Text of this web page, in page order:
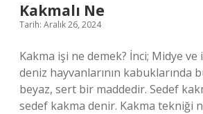
Kakmalı Ne
Tarih: Aralık 26, 2024
Kakma işi ne demek? İnci; Midye
deniz hayvanlarının kabuklarında
beyaz, sert bir maddedir. Sedef
sedef kakma denir. Kakma tekniği